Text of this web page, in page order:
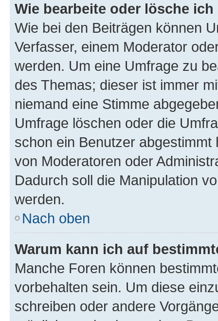
Wie bearbeite oder lösche
Wie bei den Beiträgen können
Verfasser, einem Moderator
werden. Um eine Umfrage zu
des Themas; dieser ist immer
niemand eine Stimme
Umfrage löschen oder die
schon ein Benutzer
von Moderatoren oder
Dadurch soll die Manipulation
werden.
Nach oben
Warum kann ich auf
Manche Foren können
vorbehalten sein. Um diese
schreiben oder andere